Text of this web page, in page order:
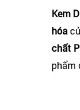
Kem
hóa
chất
phẩm